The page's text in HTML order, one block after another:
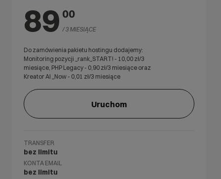
89 00
/ 3 MIESIĄCE
Do zamówienia pakietu hostingu dodajemy:
Monitoring pozycji _rank_START! - 10,00 zł/3
miesiące, PHP Legacy - 0,90 zł/3 miesiące oraz
Kreator AI _Now - 0,01 zł/3 miesiące
Uruchom
TRANSFER
bez limitu
KONTA EMAIL
bez limitu